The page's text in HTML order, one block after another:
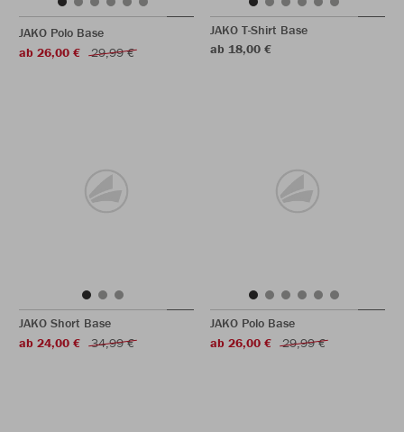
JAKO Polo Base
ab 26,00 €
29,99 €
JAKO T-Shirt Base
ab 18,00 €
JAKO Short Base
ab 24,00 €
34,99 €
JAKO Polo Base
ab 26,00 €
29,99 €